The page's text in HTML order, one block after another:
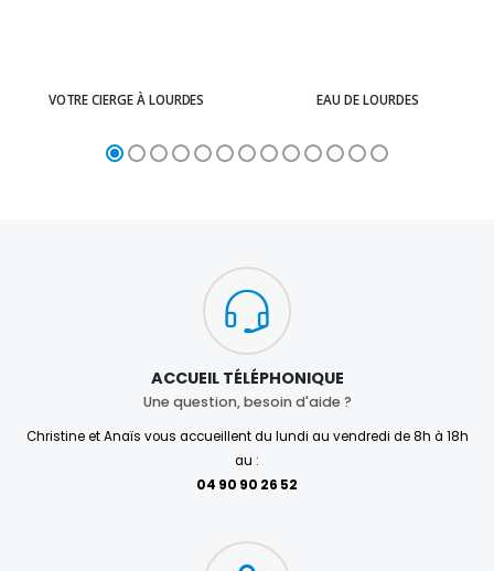
VOTRE CIERGE À LOURDES EAU DE LOURDES
ACCUEIL TÉLÉPHONIQUE
Une question, besoin d'aide ?
Christine et Anaïs vous accueillent du lundi au vendredi de 8h à 18h
au :
04 90 90 26 52